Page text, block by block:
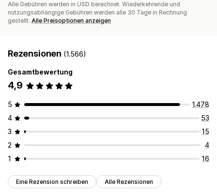
Alle Gebühren werden in USD berechnet. Wiederkehrende und
nutzungsabhängige Gebühren werden alle 30 Tage in Rechnung
gestellt. Alle Preisoptionen anzeigen
Rezensionen (1.566)
Gesamtbewertung
4,9
5
1.478
4
53
3
15
2
4
1
16
Eine Rezension schreiben Alle Rezensionen